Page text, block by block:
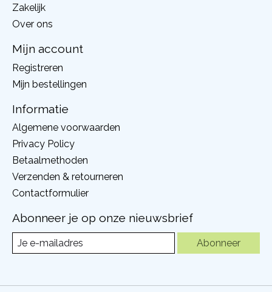
Zakelijk
Over ons
Mijn account
Registreren
Mijn bestellingen
Informatie
Algemene voorwaarden
Privacy Policy
Betaalmethoden
Verzenden & retourneren
Contactformulier
Abonneer je op onze nieuwsbrief
Abonneer